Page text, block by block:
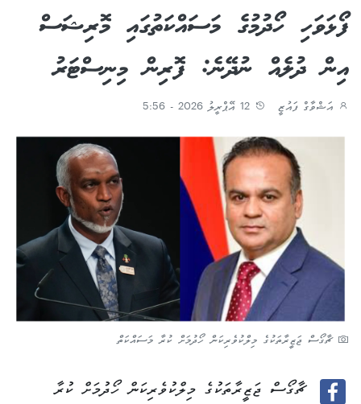
ފޯޅަވަހި ހޯދުމުގެ މަސައްކަތުގައި މޮރިޝަސް
އިން ދުލެއް ނުދޭނެ: ފޮރިން މިނިސްޓަރު
އަޝްވާގް ފައުޒީ
ޗާގޯސް ޖަޒީރާތަކުގެ މިލްކުވެރިކަން ހޯދުމަށް ކުރާ މަސައްކަތް
ޗާގޯސް ޖަޒީރާތަކުގެ މިލްކުވެރިކަން ހޯދުމަށް ކުރާ